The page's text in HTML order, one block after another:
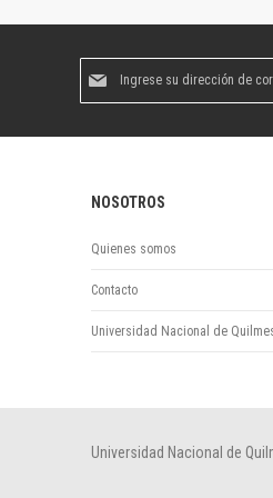
boletín
NOSOTROS
Quienes somos
Contacto
Universidad Nacional de
Universidad Nacional de